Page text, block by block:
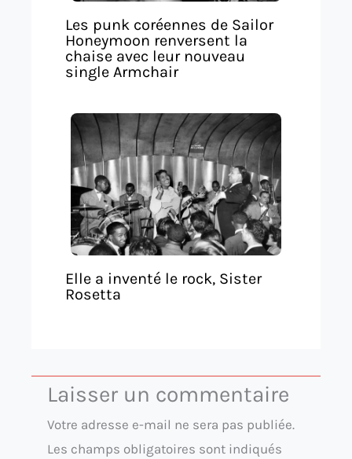
Les punk coréennes de Sailor
Honeymoon renversent la
chaise avec leur nouveau
single Armchair
Elle a inventé le rock, Sister
Rosetta
Laisser un commentaire
Votre adresse e-mail ne sera pas publiée.
Les champs obligatoires sont indiqués